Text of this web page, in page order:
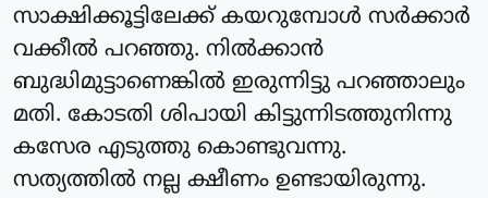
സാക്ഷിക്കൂട്ടിലേക്ക് കയറുമ്പോൾ സർക്കാർ
വക്കീൽ പറഞ്ഞു. നിൽക്കാൻ
ബുദ്ധിമുട്ടാണെങ്കിൽ ഇരുന്നിട്ടു പറഞ്ഞാലും
മതി. കോടതി ശിപായി കിട്ടുന്നിടത്തുനിന്നു
കസേര എടുത്തു കൊണ്ടുവന്നു.
സത്യത്തിൽ നല്ല ക്ഷീണം ഉണ്ടായിരുന്നു.